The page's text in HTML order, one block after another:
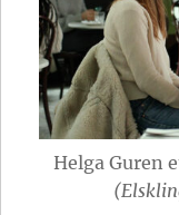
Helga Guren